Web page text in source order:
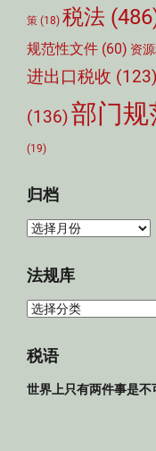
策 (18) 税法
规范性文件 (60) 资
进出口税收 (123)
(136)部门规
(19)
归档
归
法规库
法
库
税语
世界上只有两件事是不